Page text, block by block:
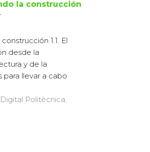
la construcción
1.1. El
desde la
y de la
para llevar a cabo
Politècnica,